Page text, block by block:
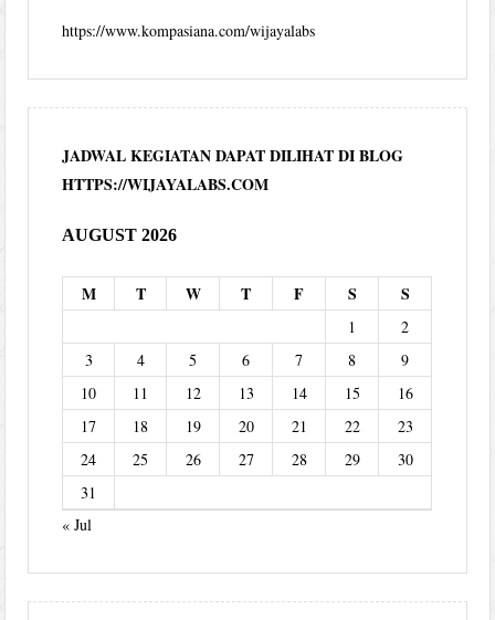
https://www.kompasiana.com/wijayalabs
JADWAL KEGIATAN DAPAT DILIHAT DI BLOG
HTTPS://WIJAYALABS.COM
AUGUST 2026
M T W T F S S
1
2
3
4 5 6 7 8
9
10
11 12 13 14 15
16
17
18 19 20 21 22
23
24
25 26 27 28 29
30
31
« Jul